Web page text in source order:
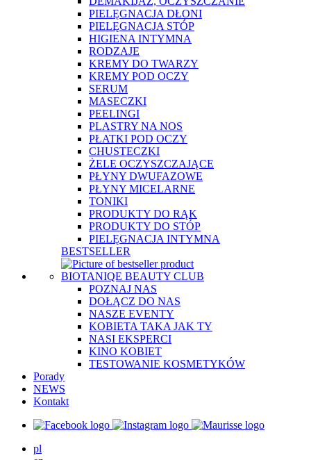
PIELĘGNACJA DŁONI
PIELĘGNACJA STÓP
HIGIENA INTYMNA
RODZAJE
KREMY DO TWARZY
KREMY POD OCZY
SERUM
MASECZKI
PEELINGI
PLASTRY NA NOS
PŁATKI POD OCZY
CHUSTECZKI
ŻELE OCZYSZCZAJĄCE
PŁYNY DWUFAZOWE
PŁYNY MICELARNE
TONIKI
PRODUKTY DO RĄK
PRODUKTY DO STÓP
PIELĘGNACJA INTYMNA
BESTSELLER
BIOTANIQE BEAUTY CLUB
POZNAJ NAS
DOŁĄCZ DO NAS
NASZE EVENTY
KOBIETA TAKA JAK TY
NASI EKSPERCI
KINO KOBIET
TESTOWANIE KOSMETYKÓW
Porady
NEWS
Kontakt
pl